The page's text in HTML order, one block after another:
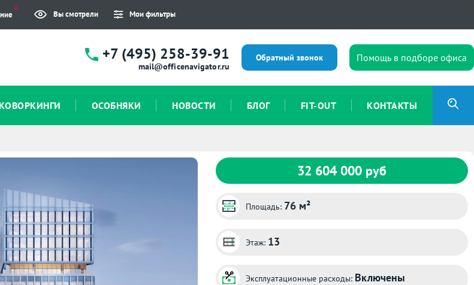
0
Вы смотрели Мои фильтры
+7 (495) 258-39-91
mail@officenavigator.ru
Обратный звонок Помощь в подборе офиса
КОВОРКИНГИ ОСОБНЯКИ НОВОСТИ БЛОГ FIT-OUT КОНТАКТЫ
32 604 000 руб
Площадь: 76 м²
Этаж: 13
Эксплуатационные расходы: Включены